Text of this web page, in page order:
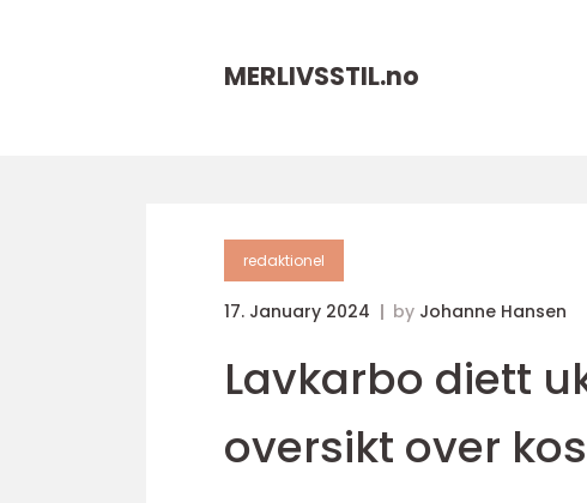
MERLIVSSTIL.no
redaktionel
17. January 2024 by Johanne Hansen
Lavkarbo diett
oversikt over